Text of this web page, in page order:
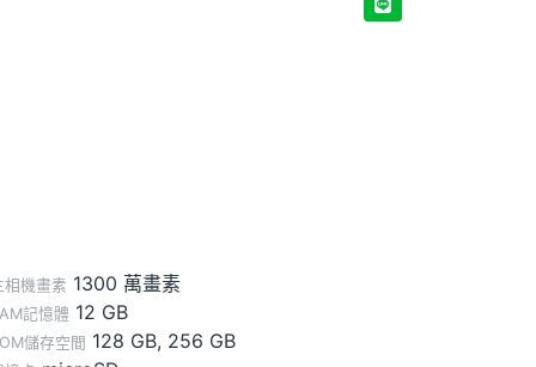
相機畫素 1300 萬畫素
記憶體 12 GB
儲存空間 128 GB, 256 GB